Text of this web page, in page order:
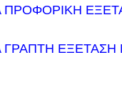
PING-
ΒΙΒΛΙΟΥ
ΠΡΟΦΟΡΙΚΗ
ΓΡΑΠΤΗ